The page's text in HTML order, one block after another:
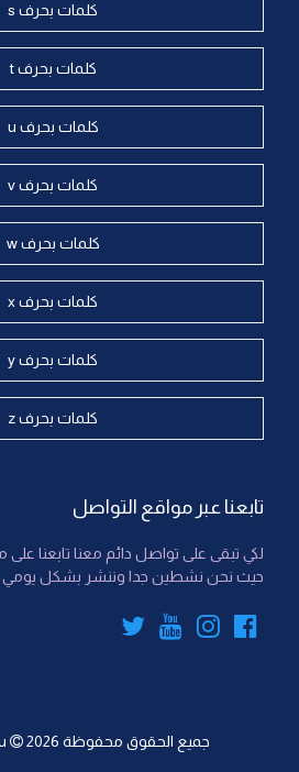
كلمات بحرف s
كلمات بحرف t
كلمات بحرف u
كلمات بحرف v
كلمات بحرف w
كلمات بحرف x
كلمات بحرف y
كلمات بحرف z
تابعنا عبر مواقع التواصل
لكي تبقى على تواصل دائم معنا تابعنا على
حيث نحن نشطين جدا وننشر بشكل يومي
جميع الحقوق محفوظة 2026